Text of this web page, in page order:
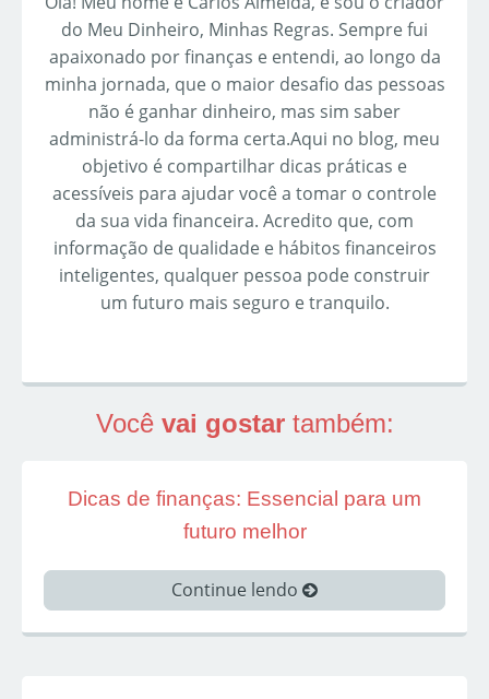
do Meu Dinheiro, Minhas Regras. Sempre fui
apaixonado por finanças e entendi, ao longo da
minha jornada, que o maior desafio das pessoas
não é ganhar dinheiro, mas sim saber
administrá-lo da forma certa.Aqui no blog, meu
objetivo é compartilhar dicas práticas e
acessíveis para ajudar você a tomar o controle
da sua vida financeira. Acredito que, com
informação de qualidade e hábitos financeiros
inteligentes, qualquer pessoa pode construir
um futuro mais seguro e tranquilo.
Você vai gostartambém:
Dicas de finanças: Essencial para um
futuro melhor
Continue lendo